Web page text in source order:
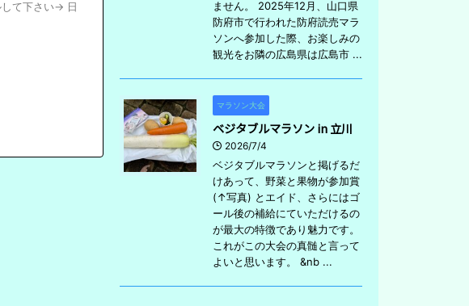
て下さい→ 日
ません。 2025年12月、山口県
防府市で行われた防府読売マラ
ソンへ参加した際、お楽しみの
観光をお隣の広島県は広島市 ...
マラソン大会
ベジタブルマラソン in 立川
2026/7/4
ベジタブルマラソンと掲げるだ
けあって、野菜と果物が参加賞
(↑写真) とエイド、さらにはゴ
ール後の補給にていただけるの
が最大の特徴であり魅力です。
これがこの大会の真髄と言って
よいと思います。 &nb ...